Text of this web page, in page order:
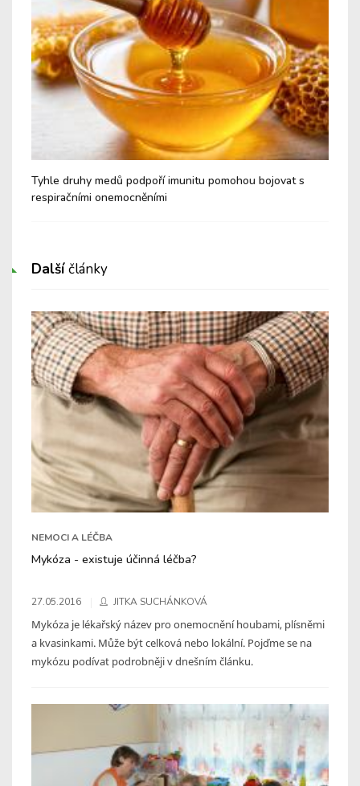
Tyhle druhy medů podpoří imunitu pomohou bojovat s
respiračními onemocněními
Dalšíčlánky
NEMOCI A LÉČBA
Mykóza - existuje účinná léčba?
27.05.2016 JITKA SUCHÁNKOVÁ
Mykóza je lékařský název pro onemocnění houbami, plísněmi
a kvasinkami. Může být celková nebo lokální. Pojďme se na
mykózu podívat podrobněji v dnešním článku.